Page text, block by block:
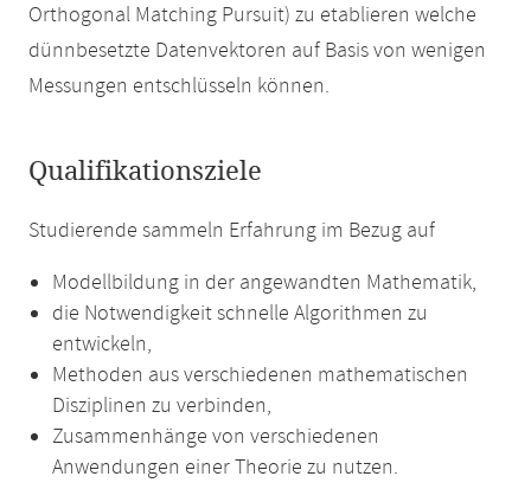
Orthogonal Matching Pursuit) zu etablieren welche
dünnbesetzte Datenvektoren auf Basis von wenigen
Messungen entschlüsseln können.
Qualifikationsziele
Studierende sammeln Erfahrung im Bezug auf
Modellbildung in der angewandten Mathematik,
die Notwendigkeit schnelle Algorithmen zu
entwickeln,
Methoden aus verschiedenen mathematischen
Disziplinen zu verbinden,
Zusammenhänge von verschiedenen
Anwendungen einer Theorie zu nutzen.